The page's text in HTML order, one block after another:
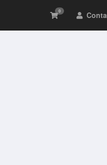
0 Conta